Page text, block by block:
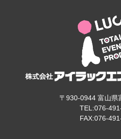
〒930-0944 富山県
TEL:076-
FAX:076-